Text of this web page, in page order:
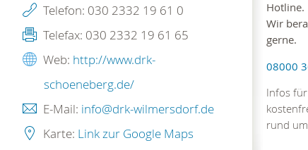
Hotline.
Wir
gerne.
08000
Infos für
rund
Telefon: 030 2332 19 61 0
Telefax: 030 2332 19 61 65
Web: http://www.drk-
schoeneberg.de/
E-Mail: info@drk-wilmersdorf.de
Karte: Link zur Google Maps